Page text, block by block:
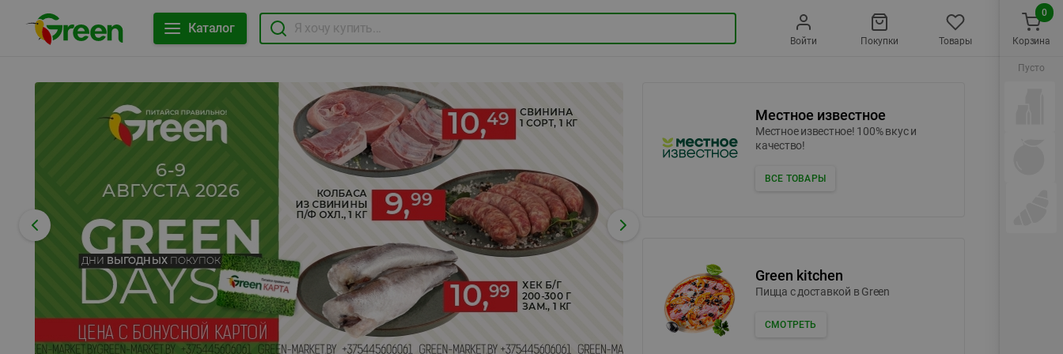
Каталог
Войти Покупки Товары
Местное известное
Местное известное! 100% вкус и
качество!
ВСЕ ТОВАРЫ
Green kitchen
Пицца c доставкой в Green
СМОТРЕТЬ
Корзина
0
Пусто